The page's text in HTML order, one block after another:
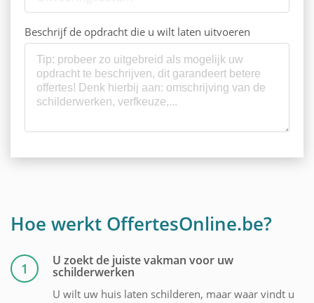
Beschrijf de opdracht die u wilt laten uitvoeren
Hoe werkt OffertesOnline.be?
1 U zoekt de juiste vakman voor uw
schilderwerken
U wilt uw huis laten schilderen, maar waar vindt u